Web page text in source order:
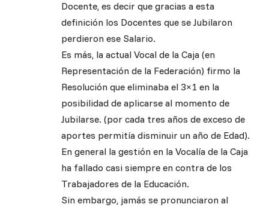
Docente, es decir que gracias a esta
definición los Docentes que se Jubilaron
perdieron ese Salario.
Es más, la actual Vocal de la Caja (en
Representación de la Federación) firmo la
Resolución que eliminaba el 3×1 en la
posibilidad de aplicarse al momento de
Jubilarse. (por cada tres años de exceso de
aportes permitía disminuir un año de Edad).
En general la gestión en la Vocalía de la Caja
ha fallado casi siempre en contra de los
Trabajadores de la Educación.
Sin embargo, jamás se pronunciaron al